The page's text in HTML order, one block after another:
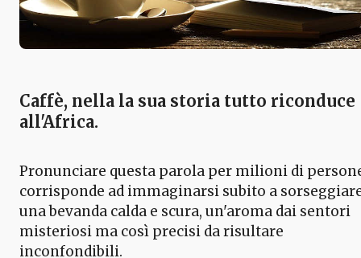
Caffè, nella la sua storia tutto riconduce
all'Africa.
Pronunciare questa parola per milioni di
corrisponde ad immaginarsi subito a
una bevanda calda e scura, un'aroma dai sentori
misteriosi ma così precisi da risultare
inconfondibili.